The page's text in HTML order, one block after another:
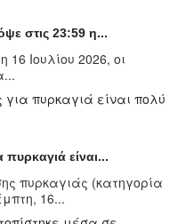
στις 23:59 η...
Ιουλίου 2026, οι
πυρκαγιά είναι...
πυρκαγιάς (κατηγορία
16...